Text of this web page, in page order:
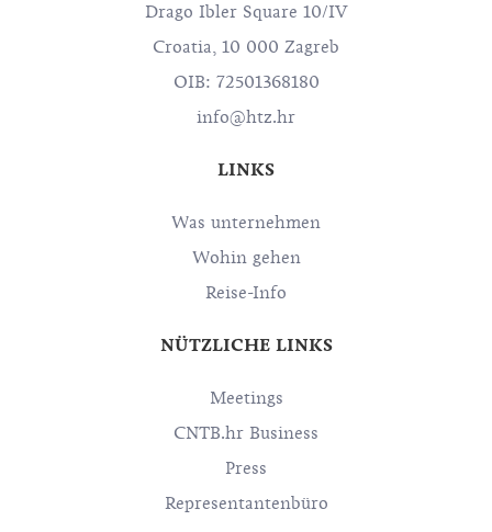
Drago Ibler Square 10/IV
Croatia, 10 000 Zagreb
OIB: 72501368180
info@htz.hr
LINKS
Was unternehmen
Wohin gehen
Reise-Info
NÜTZLICHE LINKS
Meetings
CNTB.hr Business
Press
Representantenbüro